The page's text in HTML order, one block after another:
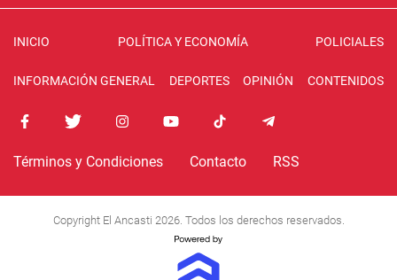
INICIO POLÍTICA Y ECONOMÍA POLICIALES
INFORMACIÓN GENERAL DEPORTES OPINIÓN CONTENIDOS
Términos y Condiciones Contacto RSS
Copyright El Ancasti 2026. Todos los derechos reservados.